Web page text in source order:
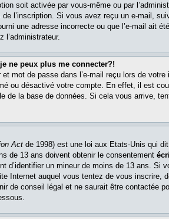
soit activée par vous-même ou par
l’inscription. Si vous avez reçu un e-mail,
une adresse incorrecte ou que l’e-mail ait
l’administrateur.
ne peux plus me connecter?!
mot de passe dans l’e-mail reçu lors de
ou désactivé votre compte. En effet, il est
de la base de données. Si cela vous arrive,
Act de 1998) est une loi aux Etats-Unis qui
de 13 ans doivent obtenir le consentement
d’identifier un mineur de moins de 13 ans. Si
Internet auquel vous tentez de vous inscrire,
de conseil légal et ne saurait être contactée